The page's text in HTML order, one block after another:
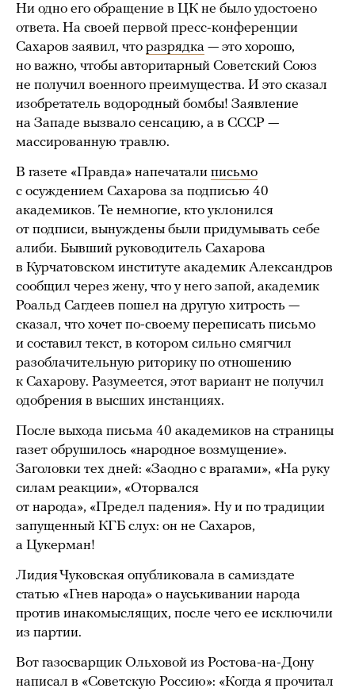
Ни одно его обращение в ЦК не было удостоено
ответа. На своей первой пресс-конференции
Сахаров заявил, что разрядка — это хорошо,
но важно, чтобы авторитарный Советский Союз
не получил военного преимущества. И это сказал
изобретатель водородный бомбы! Заявление
на Западе вызвало сенсацию, а в СССР —
массированную травлю.
В газете «Правда» напечатали письмо
с осуждением Сахарова за подписью 40
академиков. Те немногие, кто уклонился
от подписи, вынуждены были придумывать себе
алиби. Бывший руководитель Сахарова
в Курчатовском институте академик Александров
сообщил через жену, что у него запой, академик
Роальд Сагдеев пошел на другую хитрость —
сказал, что хочет по-своему переписать письмо
и составил текст, в котором сильно смягчил
разоблачительную риторику по отношению
к Сахарову. Разумеется, этот вариант не получил
одобрения в высших инстанциях.
После выхода письма 40 академиков на страницы
газет обрушилось «народное возмущение».
Заголовки тех дней: «Заодно с врагами», «На руку
силам реакции», «Оторвался
от народа», «Предел падения». Ну и по традиции
запущенный КГБ слух: он не Сахаров,
а Цукерман!
Лидия Чуковская опубликовала в самиздате
статью «Гнев народа» о науськивании народа
против инакомыслящих, после чего ее исключили
из партии.
Вот газосварщик Ольховой из Ростова-на-Дону
написал в «Советскую Россию»: «Когда я прочитал